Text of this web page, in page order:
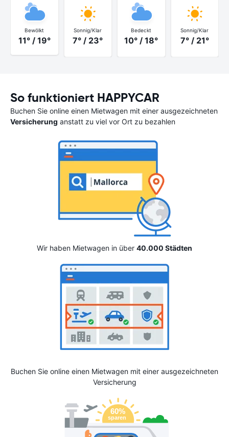
Bewölkt
11° / 19°
Sonnig/Klar
7° / 23°
Bedeckt
10° / 18°
Sonnig/Klar
7° / 21°
So funktioniert HAPPYCAR
Buchen Sie online einen Mietwagen mit einer ausgezeichneten
Versicherung anstatt zu viel vor Ort zu bezahlen
Wir haben Mietwagen in über 40.000 Städten
Buchen Sie online einen Mietwagen mit einer ausgezeichneten
Versicherung